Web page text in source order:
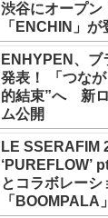
渋谷にオープン
「ENCHIN」が
ENHYPEN、ブ
発表！ 「つな
的結束”へ 新
ム公開
LE
‘PUREFLOW’
とコラボレーシ
「BOOMPALA